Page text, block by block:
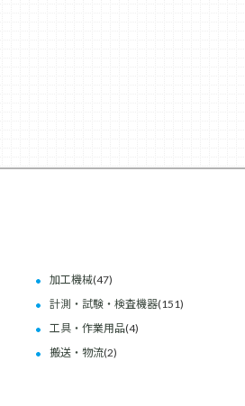
加工機械(47)
計測・試験・検査機器(151)
工具・作業用品(4)
搬送・物流(2)